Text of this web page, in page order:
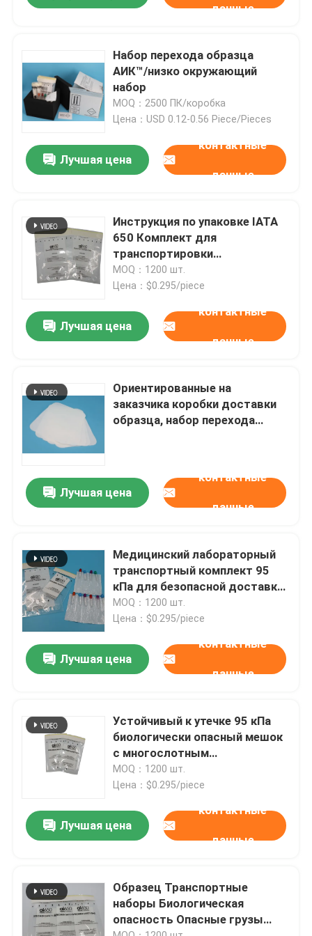
Продукты
Видеозаписи
О нас
Контроль качества
Запросите цитату
сумки 95Кпа
сумка перехода образца 95кПа
данные
Набор перехода образца
АИК™/низко окружающий
набор
MOQ：2500 ПК/коробка
Цена：USD 0.12-0.56 Piece/Pieces
Лучшая цена
контактные
данные
Инструкция по упаковке IATA
650 Комплект для
транспортировки
экземпляров,
соответствующих
экземпляров животных,
освобожденных от уплаты
MOQ：1200 шт.
Цена：$0.295/piece
Лучшая цена
контактные
данные
Ориентированные на
заказчика коробки доставки
образца, набор перехода
Лучшая цена
контактные
данные
Медицинский лабораторный
транспортный комплект 95
кПа для безопасной доставки
образцов
MOQ：1200 шт.
Цена：$0.295/piece
Лучшая цена
контактные
данные
Устойчивый к утечке 95 кПа
биологически опасный мешок
с многослотным
абсорбционным рукавом,
транспортный комплект для
и клинических лабораторий
MOQ：1200 шт.
Цена：$0.295/piece
Лучшая цена
контактные
данные
Образец Транспортные
наборы Биологическая
опасность Опасные грузы